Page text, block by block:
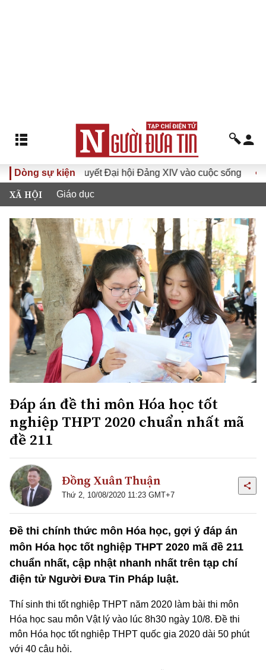
Dòng sự kiện
Đưa Nghị quyết Đại hội Đảng XIV vào cuộc sống Hướng
XÃ HỘI Giáo dục
Đáp án đề thi môn Hóa học tốt
nghiệp THPT 2020 chuẩn nhất mã
đề 211
Đồng Xuân Thuận
Thứ 2, 10/08/2020 11:23 GMT+7
Đề thi chính thức môn Hóa học, gợi ý đáp án
môn Hóa học tốt nghiệp THPT 2020 mã đề 211
chuẩn nhất, cập nhật nhanh nhất trên tạp chí
điện tử Người Đưa Tin Pháp luật.
Thí sinh thi tốt nghiệp THPT năm 2020 làm bài thi môn
Hóa học sau môn Vật lý vào lúc 8h30 ngày 10/8. Đề thi
môn Hóa học tốt nghiệp THPT quốc gia 2020 dài 50 phút
với 40 câu hỏi.